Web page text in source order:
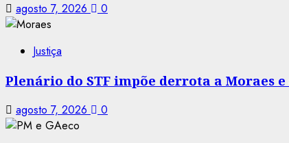
agosto 7, 2026 0
Justiça
Plenário do STF impõe derrota a Moraes
agosto 7, 2026 0